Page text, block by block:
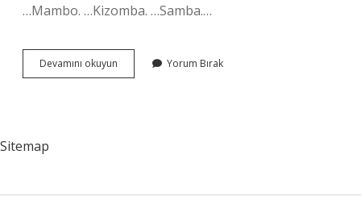
…Mambo. …Kizomba. …Samba.…
Devamını okuyun Geleneksel
Danslar
Yorum Bırak
Sitemap